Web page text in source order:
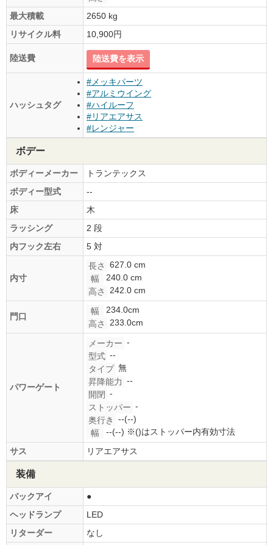
最大積載
2650 kg
リサイクル料
10,900円
陸送費 陸送費を表示
ハッシュタグ
#メッキパーツ
#アルミウイング
#ハイルーフ
#リアエアサス
#レンジャー
ボデー
ボディーメーカー
トランテックス
ボディー型式
--
床
木
ラッシング
2 段
内フック左右
5 対
内寸
長さ
627.0 cm
幅
240.0 cm
高さ
242.0 cm
門口
幅
234.0cm
高さ
233.0cm
パワーゲート
メーカー -
型式 --
タイプ 無
昇降能力 --
開閉 -
ストッパー -
奥行き
--(--)
幅
--(--) ※()はストッパー内有効寸法
サス
リアエアサス
装備
バックアイ
●
ヘッドランプ
LED
リターダー
なし